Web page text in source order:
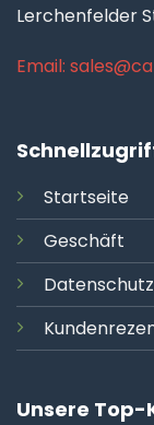
Lerchenfelder
Email:
Startseite
Geschäft
Unsere